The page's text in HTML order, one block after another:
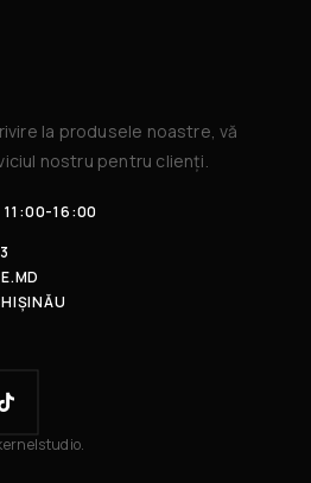
la produsele noastre, vă
nostru pentru clienți.​
16:00